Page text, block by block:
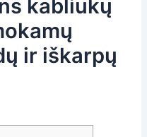
kabliukų
ir iškarpų